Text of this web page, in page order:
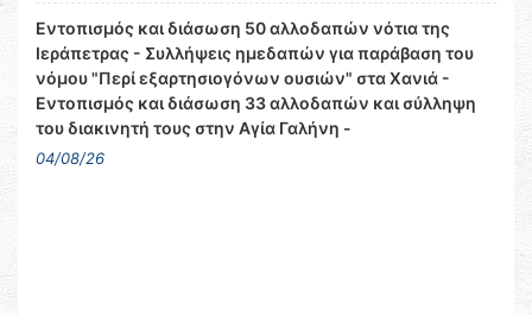
Εντοπισμός και διάσωση 50 αλλοδαπών νότια της
Ιεράπετρας - Συλλήψεις ημεδαπών για παράβαση του
νόμου "Περί εξαρτησιογόνων ουσιών" στα Χανιά -
Εντοπισμός και διάσωση 33 αλλοδαπών και σύλληψη
του διακινητή τους στην Αγία Γαλήνη -
04/08/26